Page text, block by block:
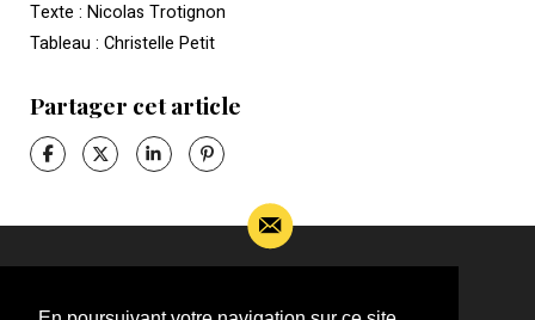
Texte : Nicolas Trotignon
Tableau : Christelle Petit
Partager cet article